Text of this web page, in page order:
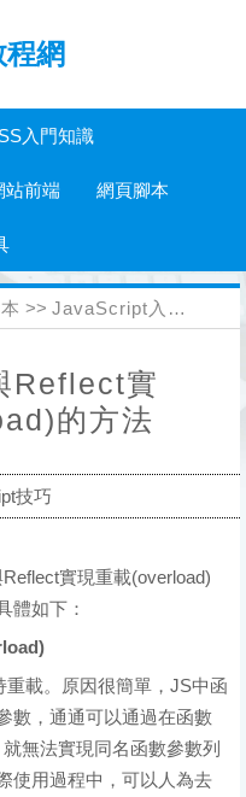
網
入門知識
站前端 網頁腳本
>> JavaScript入門知識
Reflect實
的方法
技巧
實現重載(overload)
體如下：
載。原因很簡單，JS中函
數，通通可以通過在函數
無法實現同名函數參數列
使用過程中，可以人為去